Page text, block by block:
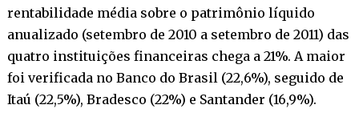
rentabilidade média sobre o patrimônio líquido
anualizado (setembro de 2010 a setembro de 2011) das
quatro instituições financeiras chega a 21%. A maior
foi verificada no Banco do Brasil (22,6%), seguido de
Itaú (22,5%), Bradesco (22%) e Santander (16,9%).